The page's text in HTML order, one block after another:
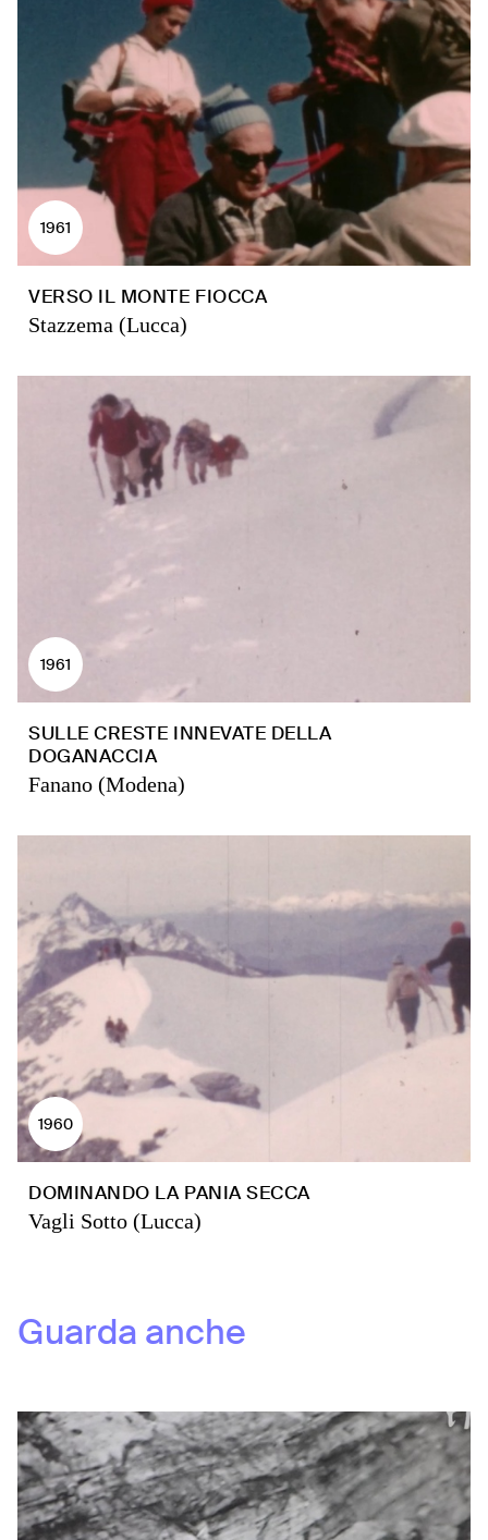
1961
VERSO IL MONTE FIOCCA
Stazzema (Lucca)
1961
SULLE CRESTE INNEVATE DELLA
DOGANACCIA
Fanano (Modena)
1960
DOMINANDO LA PANIA SECCA
Vagli Sotto (Lucca)
Guarda anche